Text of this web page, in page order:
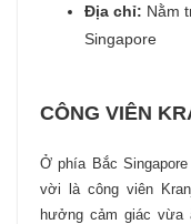
Địa chỉ: Nằm
Singapore
CÔNG VIÊN
Ở phía Bắc
vời là công viên
hưởng cảm giác vừa